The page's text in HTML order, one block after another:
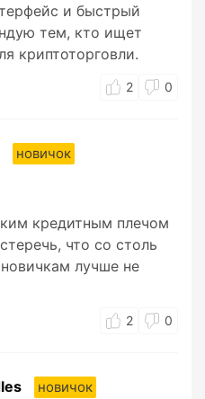
и быстрый
тем, кто ищет
криптоторговли.
2 0
новичок
кредитным плечом
что со столь
лучше не
2 0
новичок